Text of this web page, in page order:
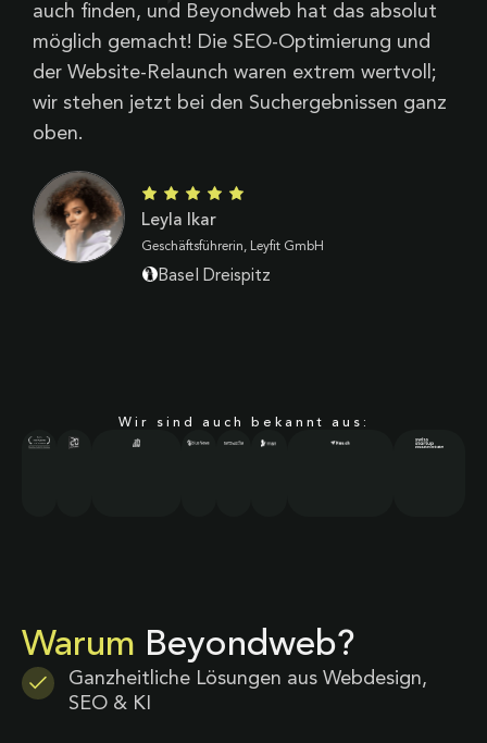
auch finden, und Beyondweb hat das absolut
möglich gemacht! Die SEO-Optimierung und
der Website-Relaunch waren extrem wertvoll;
wir stehen jetzt bei den Suchergebnissen ganz
oben.
Leyla Ikar
Geschäftsführerin, Leyfit GmbH
Basel Dreispitz
Wir sind auch bekannt aus:
Warum Beyondweb?
Ganzheitliche Lösungen aus Webdesign,
SEO & KI